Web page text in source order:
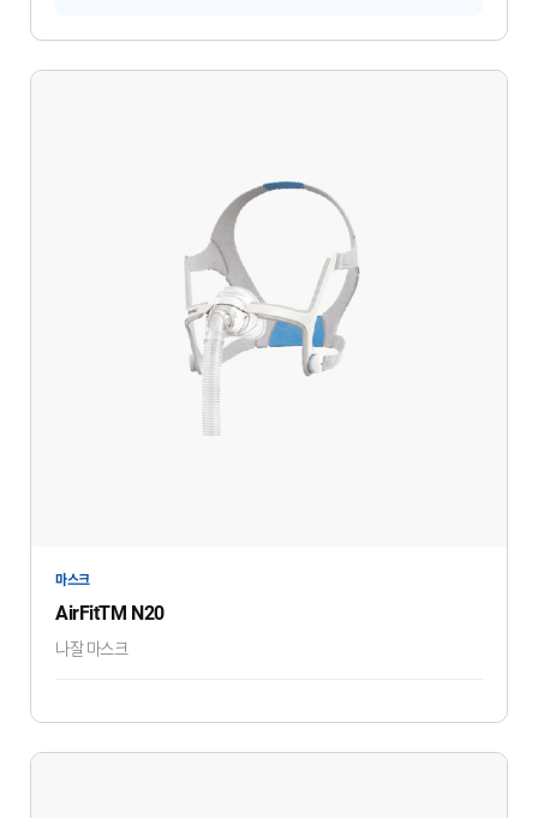
마스크
AirFitTM N20
나잘 마스크